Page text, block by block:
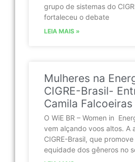
grupo de sistemas do
fortaleceu o debate
LEIA MAIS »
Mulheres na
CIGRE-Brasil-
Camila Falcoeiras
O WiE BR – Women in
vem alçando voos altos. A
CIGRE-Brasil, que promove
equidade dos gêneros no